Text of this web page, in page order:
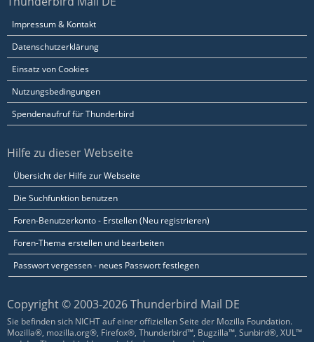
Impressum & Kontakt
Datenschutzerklärung
Einsatz von Cookies
Nutzungsbedingungen
Spendenaufruf für Thunderbird
Hilfe zu dieser Webseite
Übersicht der Hilfe zur Webseite
Die Suchfunktion benutzen
Foren-Benutzerkonto - Erstellen (Neu registrieren)
Foren-Thema erstellen und bearbeiten
Passwort vergessen - neues Passwort festlegen
Copyright © 2003-2026 Thunderbird Mail DE
Sie befinden sich NICHT auf einer offiziellen Seite der Mozilla Foundation.
Mozilla®, mozilla.org®, Firefox®, Thunderbird™, Bugzilla™, Sunbird®, XUL™